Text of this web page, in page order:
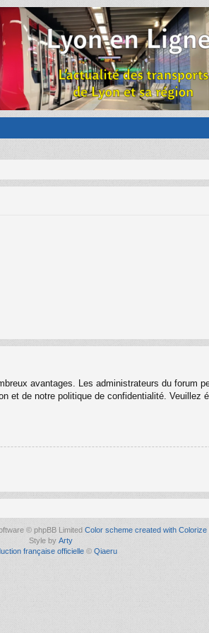
avantages. Les administrateurs du forum
et de notre politique de confidentialité.
© phpBB Limited Color scheme created with Colorize
Style by Arty
française officielle © Qiaeru